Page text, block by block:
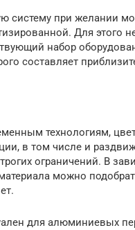
систему при желании
Для этого
набор
составляет
технологиям,
в том числе и
ограничений. В
можно
для алюминиевых